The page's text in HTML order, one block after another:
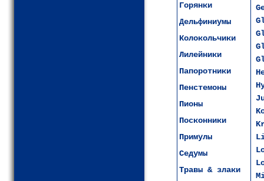
Горянки
Дельфиниумы
Колокольчики
Лилейники
Папоротники
Пенстемоны
Пионы
Посконники
Примулы
Седумы
Травы & злаки